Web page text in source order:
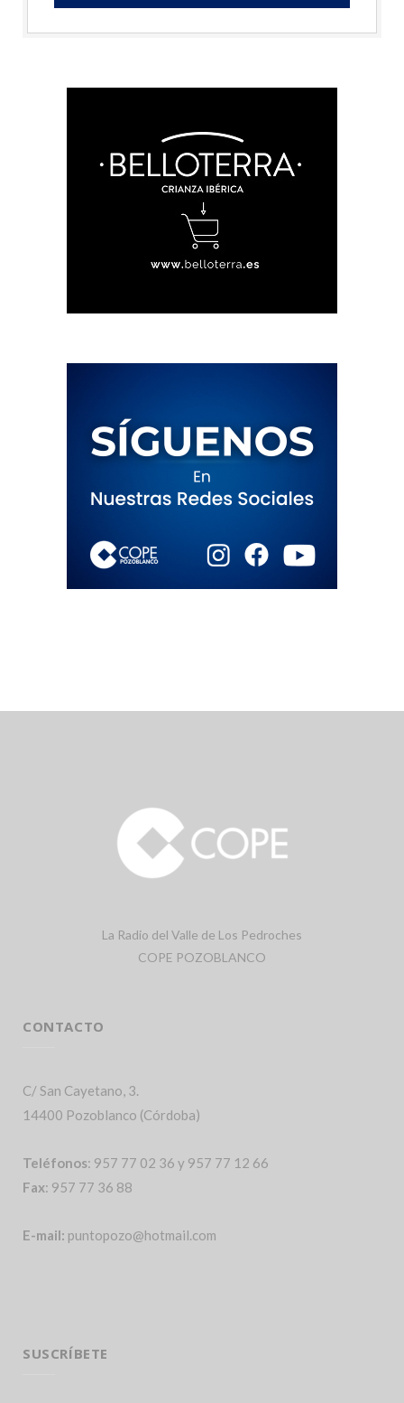
La Radio del Valle de Los Pedroches
COPE POZOBLANCO
CONTACTO
C/ San Cayetano, 3.
14400 Pozoblanco (Córdoba)
Teléfonos: 957 77 02 36 y 957 77 12 66
Fax: 957 77 36 88
E-mail: puntopozo@hotmail.com
SUSCRÍBETE